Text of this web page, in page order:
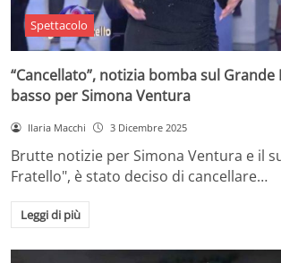
Spettacolo
“Cancellato”, notizia bomba sul
basso per Simona Ventura
Ilaria Macchi 3 Dicembre 2025
Brutte notizie per Simona Ventura e il
Fratello", è stato deciso di cancellare…
Leggi di più